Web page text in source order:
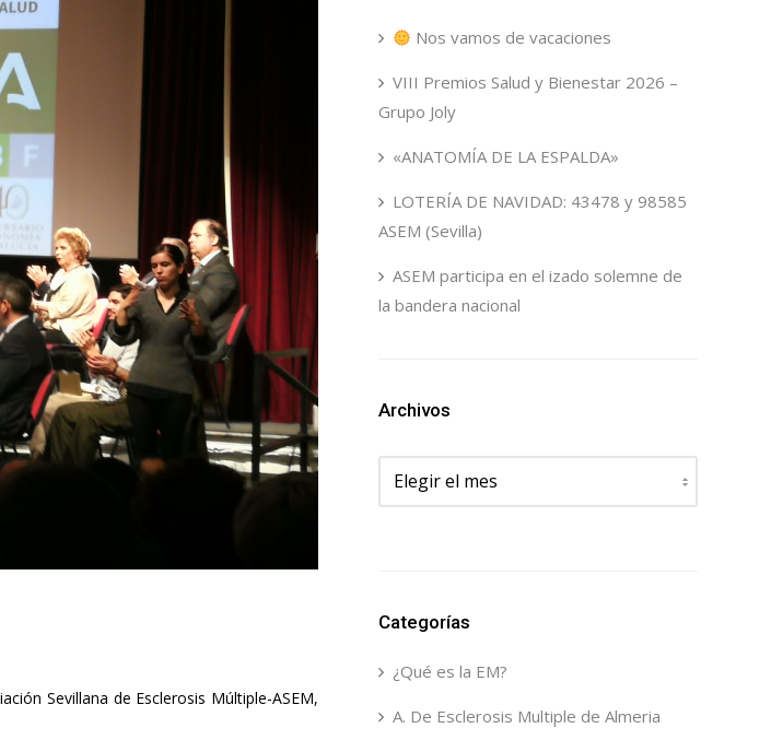
Sevillana de Esclerosis Múltiple-ASEM,
Nos vamos de vacaciones
VIII Premios Salud y Bienestar 2026 –
Grupo Joly
«ANATOMÍA DE LA ESPALDA»
LOTERÍA DE NAVIDAD: 43478 y 98585
ASEM (Sevilla)
ASEM participa en el izado solemne de
la bandera nacional
Archivos
Archivos
Categorías
¿Qué es la EM?
A. De Esclerosis Multiple de Almeria